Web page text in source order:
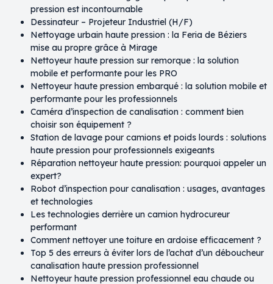
pression est incontournable
Dessinateur – Projeteur Industriel (H/F)
Nettoyage urbain haute pression : la Feria de Béziers
mise au propre grâce à Mirage
Nettoyeur haute pression sur remorque : la solution
mobile et performante pour les PRO
Nettoyeur haute pression embarqué : la solution mobile et
performante pour les professionnels
Caméra d’inspection de canalisation : comment bien
choisir son équipement ?
Station de lavage pour camions et poids lourds : solutions
haute pression pour professionnels exigeants
Réparation nettoyeur haute pression: pourquoi appeler un
expert?
Robot d’inspection pour canalisation : usages, avantages
et technologies
Les technologies derrière un camion hydrocureur
performant
Comment nettoyer une toiture en ardoise efficacement ?
Top 5 des erreurs à éviter lors de l’achat d’un déboucheur
canalisation haute pression professionnel
Nettoyeur haute pression professionnel eau chaude ou